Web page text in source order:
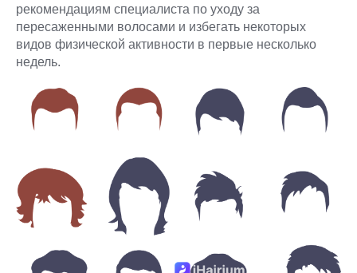
рекомендациям специалиста по уходу за
пересаженными волосами и избегать некоторых
видов физической активности в первые несколько
недель.